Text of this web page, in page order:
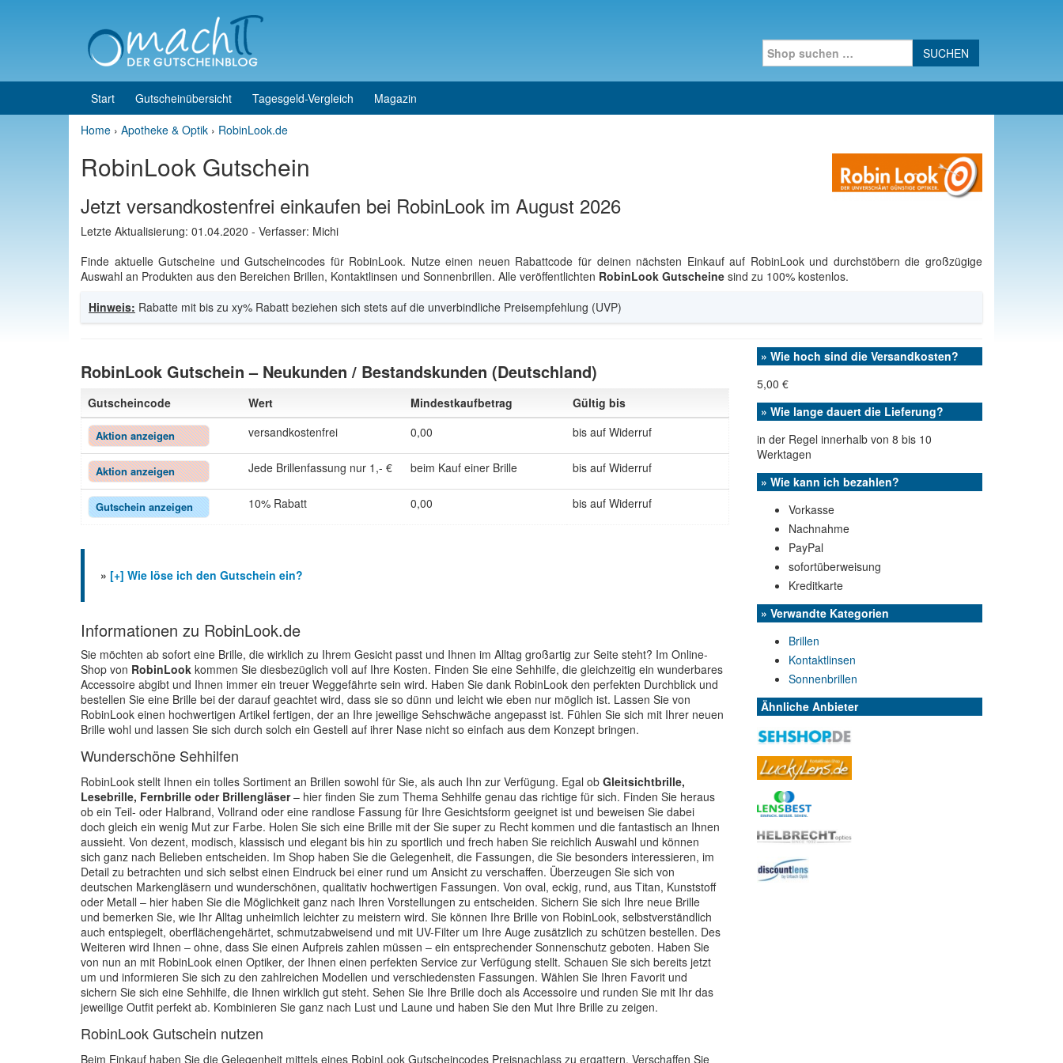
Search for:
Start Gutscheinübersicht Tagesgeld-Vergleich
Magazin
Home › Apotheke & Optik › RobinLook.de
RobinLook Gutschein
Jetzt versandkostenfrei einkaufen bei RobinLook im August 2026
Letzte Aktualisierung: 01.04.2020 - Verfasser: Michi
Finde aktuelle Gutscheine und Gutscheincodes für RobinLook. Nutze einen neuen Rabattcode für deinen nächsten Einkauf auf RobinLook und durchstöbern die großzügige
Auswahl an Produkten aus den Bereichen Brillen, Kontaktlinsen und Sonnenbrillen. Alle veröffentlichten RobinLook Gutscheine sind zu 100% kostenlos.
Hinweis: Rabatte mit bis zu xy% Rabatt beziehen sich stets auf die unverbindliche Preisempfehlung (UVP)
RobinLook Gutschein – Neukunden / Bestandskunden (Deutschland)
Gutscheincode Wert Mindestkaufbetrag Gültig bis
Aktion anzeigen versandkostenfrei 0,00 bis auf Widerruf
Aktion anzeigen Jede Brillenfassung nur 1,- € beim Kauf einer Brille bis auf Widerruf
Gutschein anzeigen 10% Rabatt 0,00 bis auf Widerruf
» [+] Wie löse ich den Gutschein ein?
Informationen zu RobinLook.de
Sie möchten ab sofort eine Brille, die wirklich zu Ihrem Gesicht passt und Ihnen im Alltag großartig zur Seite steht? Im Online-
Shop von RobinLook kommen Sie diesbezüglich voll auf Ihre Kosten. Finden Sie eine Sehhilfe, die gleichzeitig ein wunderbares
Accessoire abgibt und Ihnen immer ein treuer Weggefährte sein wird. Haben Sie dank RobinLook den perfekten Durchblick und
bestellen Sie eine Brille bei der darauf geachtet wird, dass sie so dünn und leicht wie eben nur möglich ist. Lassen Sie von
RobinLook einen hochwertigen Artikel fertigen, der an Ihre jeweilige Sehschwäche angepasst ist. Fühlen Sie sich mit Ihrer neuen
Brille wohl und lassen Sie sich durch solch ein Gestell auf ihrer Nase nicht so einfach aus dem Konzept bringen.
Wunderschöne Sehhilfen
RobinLook stellt Ihnen ein tolles Sortiment an Brillen sowohl für Sie, als auch Ihn zur Verfügung. Egal ob Gleitsichtbrille,
Lesebrille, Fernbrille oder Brillengläser– hier finden Sie zum Thema Sehhilfe genau das richtige für sich. Finden Sie heraus
ob ein Teil- oder Halbrand, Vollrand oder eine randlose Fassung für Ihre Gesichtsform geeignet ist und beweisen Sie dabei
doch gleich ein wenig Mut zur Farbe. Holen Sie sich eine Brille mit der Sie super zu Recht kommen und die fantastisch an Ihnen
aussieht. Von dezent, modisch, klassisch und elegant bis hin zu sportlich und frech haben Sie reichlich Auswahl und können
sich ganz nach Belieben entscheiden. Im Shop haben Sie die Gelegenheit, die Fassungen, die Sie besonders interessieren, im
Detail zu betrachten und sich selbst einen Eindruck bei einer rund um Ansicht zu verschaffen. Überzeugen Sie sich von
deutschen Markengläsern und wunderschönen, qualitativ hochwertigen Fassungen. Von oval, eckig, rund, aus Titan, Kunststoff
oder Metall – hier haben Sie die Möglichkeit ganz nach Ihren Vorstellungen zu entscheiden. Sichern Sie sich Ihre neue Brille
und bemerken Sie, wie Ihr Alltag unheimlich leichter zu meistern wird. Sie können Ihre Brille von RobinLook, selbstverständlich
auch entspiegelt, oberflächengehärtet, schmutzabweisend und mit UV-Filter um Ihre Auge zusätzlich zu schützen bestellen. Des
Weiteren wird Ihnen – ohne, dass Sie einen Aufpreis zahlen müssen – ein entsprechender Sonnenschutz geboten. Haben Sie
von nun an mit RobinLook einen Optiker, der Ihnen einen perfekten Service zur Verfügung stellt. Schauen Sie sich bereits jetzt
um und informieren Sie sich zu den zahlreichen Modellen und verschiedensten Fassungen. Wählen Sie Ihren Favorit und
sichern Sie sich eine Sehhilfe, die Ihnen wirklich gut steht. Sehen Sie Ihre Brille doch als Accessoire und runden Sie mit Ihr das
jeweilige Outfit perfekt ab. Kombinieren Sie ganz nach Lust und Laune und haben Sie den Mut Ihre Brille zu zeigen.
RobinLook Gutschein nutzen
Beim Einkauf haben Sie die Gelegenheit mittels eines RobinLook Gutscheincodes Preisnachlass zu ergattern. Verschaffen Sie
» Wie hoch sind die Versandkosten?
5,00 €
» Wie lange dauert die Lieferung?
in der Regel innerhalb von 8 bis 10
Werktagen
» Wie kann ich bezahlen?
Vorkasse
Nachnahme
PayPal
sofortüberweisung
Kreditkarte
» Verwandte Kategorien
Brillen
Kontaktlinsen
Sonnenbrillen
Ähnliche Anbieter